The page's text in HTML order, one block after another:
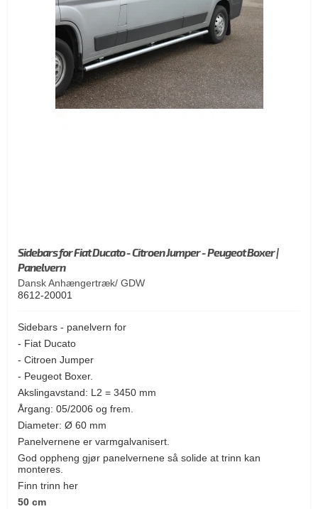
Sidebars for Fiat Ducato - Citroen Jumper - Peugeot Boxer |
Panelvern
Dansk Anhængertræk/ GDW
8612-20001
Sidebars - panelvern for
- Fiat Ducato
- Citroen Jumper
- Peugeot Boxer.
Akslingavstand: L2 = 3450 mm
Årgang: 05/2006 og frem.
Diameter: Ø 60 mm
Panelvernene er varmgalvanisert.
God oppheng gjør panelvernene så solide at trinn kan
monteres.
Finn trinn her
50 cm